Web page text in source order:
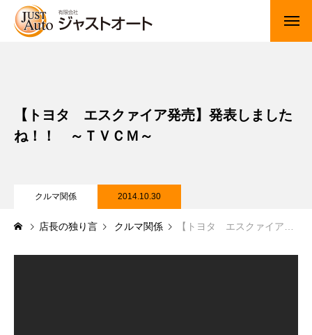
中古車・未使用車
Gooネット在庫情報
カーセンサー在庫情報
【トヨタ エスクァイア発売】発表しました
ね！！ ～ＴＶＣＭ～
クルマ関係 2014.10.30
店長の独り言 クルマ関係 【トヨタ エスクァイア発売】発表しましたね！！ ～ＴＶＣＭ～